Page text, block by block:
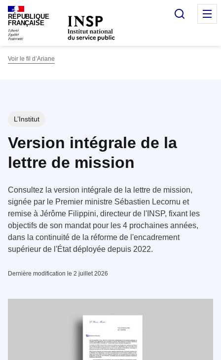
Panneau de gestion des cookies
RÉPUBLIQUE
FRANÇAISE
Voir le fil d’Ariane
L’Institut
Version intégrale de la
lettre de mission
Consultez la version intégrale de la lettre de mission,
signée par le Premier ministre Sébastien Lecornu et
remise à Jérôme Filippini, directeur de l'INSP, fixant les
objectifs de son mandat pour les 4 prochaines années,
dans la continuité de la réforme de l'encadrement
supérieur de l'État déployée depuis 2022.
Dernière modification le 2 juillet 2026